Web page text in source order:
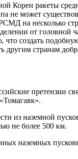
Кореи ракеты
не может
на несколько
от головной
создать
другим странам
претензии
из наземной
не более 500 км.
наземных